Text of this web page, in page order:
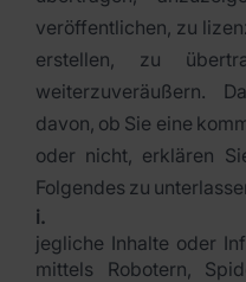
veröffentlichen, zu
erstellen, zu
weiterzuveräußern.
davon, ob Sie eine
oder nicht, erklären
Folgendes zu
i.
jegliche Inhalte oder
mittels Robotern,